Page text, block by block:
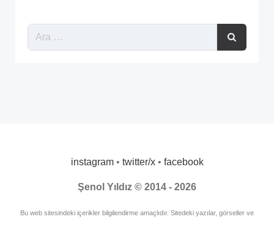
instagram• twitter/x• facebook
Şenol Yıldız © 2014 - 2026
Bu web sitesindeki içerikler bilgilendirme amaçlıdır. Sitedeki yazılar, görseller ve